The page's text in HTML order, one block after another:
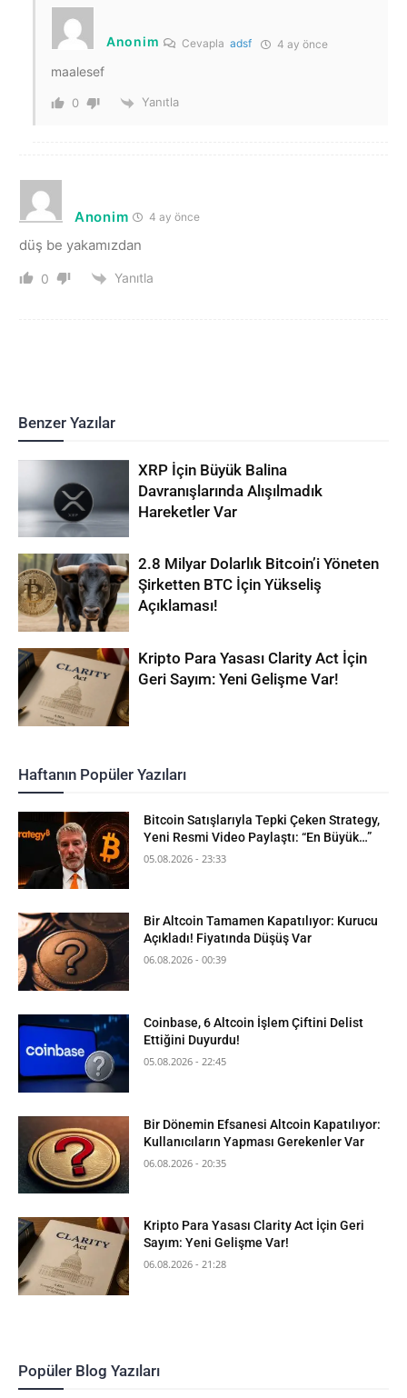
Anonim Cevaplaadsf 4 ay önce
maalesef
0 Yanıtla
Anonim 4 ay önce
düş be yakamızdan
0 Yanıtla
Benzer Yazılar
XRP İçin Büyük Balina
Davranışlarında Alışılmadık
Hareketler Var
2.8 Milyar Dolarlık Bitcoin’i Yöneten
Şirketten BTC İçin Yükseliş
Açıklaması!
Kripto Para Yasası Clarity Act İçin
Geri Sayım: Yeni Gelişme Var!
Haftanın Popüler Yazıları
Bitcoin Satışlarıyla Tepki Çeken Strategy,
Yeni Resmi Video Paylaştı: “En Büyük…”
05.08.2026 - 23:33
Bir Altcoin Tamamen Kapatılıyor: Kurucu
Açıkladı! Fiyatında Düşüş Var
06.08.2026 - 00:39
Coinbase, 6 Altcoin İşlem Çiftini Delist
Ettiğini Duyurdu!
05.08.2026 - 22:45
Bir Dönemin Efsanesi Altcoin Kapatılıyor:
Kullanıcıların Yapması Gerekenler Var
06.08.2026 - 20:35
Kripto Para Yasası Clarity Act İçin Geri
Sayım: Yeni Gelişme Var!
06.08.2026 - 21:28
Popüler Blog Yazıları